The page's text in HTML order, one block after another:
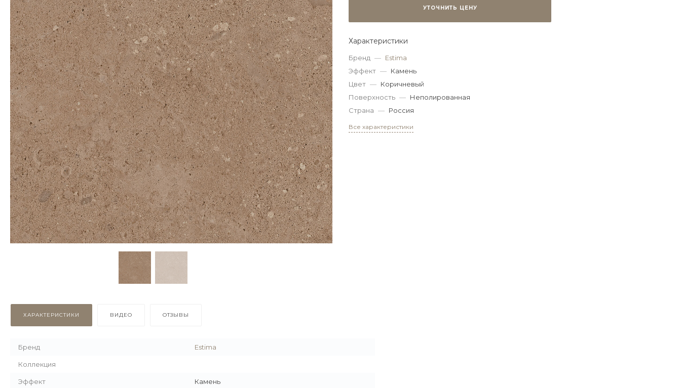
УТОЧНИТЬ ЦЕНУ
Характеристики
Бренд — Estima
Эффект — Камень
Цвет — Коричневый
Поверхность — Неполированная
Страна — Россия
Все характеристики
ХАРАКТЕРИСТИКИ ВИДЕО ОТЗЫВЫ
Бренд Estima
Коллекция
Эффект Камень